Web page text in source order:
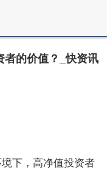
者的价值？_快资讯
下，高净值投资者